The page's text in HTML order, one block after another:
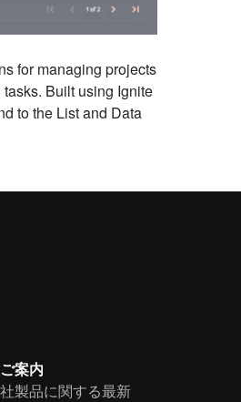
for managing projects
Built using Ignite
to the List and Data
案内
製品に関する最新